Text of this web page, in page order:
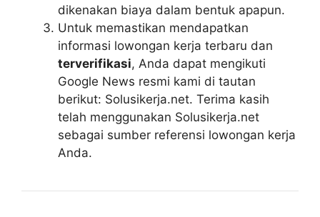
dikenakan biaya dalam bentuk apapun.
Untuk memastikan mendapatkan
informasi lowongan kerja terbaru dan
terverifikasi, Anda dapat mengikuti
Google News resmi kami di tautan
berikut: Solusikerja.net. Terima kasih
telah menggunakan Solusikerja.net
sebagai sumber referensi lowongan kerja
Anda.